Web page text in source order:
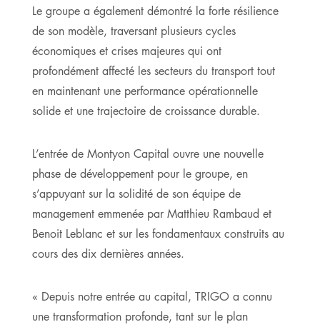
Le groupe a également démontré la forte résilience
de son modèle, traversant plusieurs cycles
économiques et crises majeures qui ont
profondément affecté les secteurs du transport tout
en maintenant une performance opérationnelle
solide et une trajectoire de croissance durable.
L’entrée de Montyon Capital ouvre une nouvelle
phase de développement pour le groupe, en
s’appuyant sur la solidité de son équipe de
management emmenée par Matthieu Rambaud et
Benoit Leblanc et sur les fondamentaux construits au
cours des dix dernières années.
« Depuis notre entrée au capital, TRIGO a connu
une transformation profonde, tant sur le plan